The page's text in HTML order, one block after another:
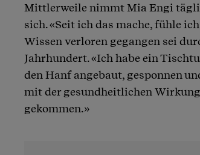
Mittlerweile nimmt Mia Engi
sich. «Seit ich das mache, fühle
Wissen verloren gegangen sei
Jahrhundert. «Ich habe ein
den Hanf angebaut, gesponnen
mit der gesundheitlichen
gekommen.»